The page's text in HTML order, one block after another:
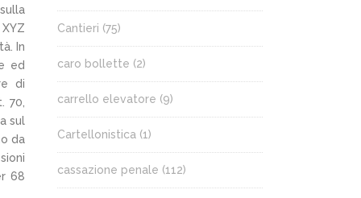
In
ed
di
70,
sul
da
68
Cantieri (75)
caro bollette (2)
carrello elevatore (9)
Cartellonistica (1)
cassazione penale (112)